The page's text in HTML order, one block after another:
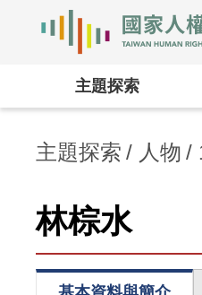
主題探索
主題探索 人物
林棕水